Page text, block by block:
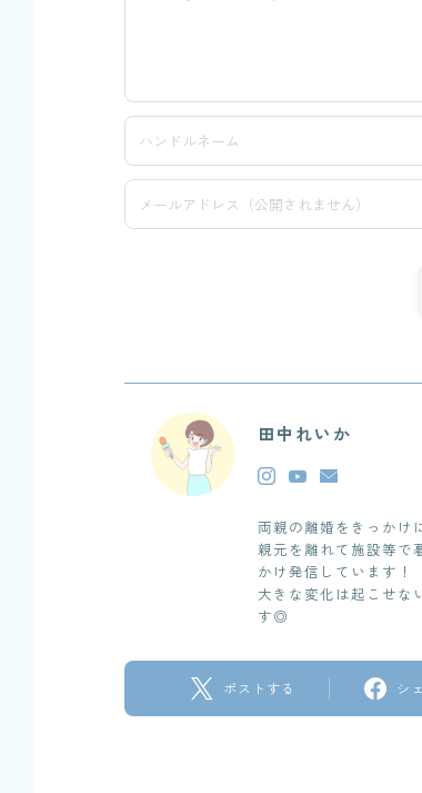
田中れいか
両親の離婚をきっかけ
親元を離れて施設等で
かけ発信しています！
大きな変化は起こせな
す◎
ポストする シ